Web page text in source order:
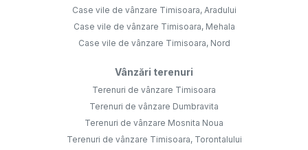
Case vile de vânzare Timisoara, Aradului
Case vile de vânzare Timisoara, Mehala
Case vile de vânzare Timisoara, Nord
Vânzări terenuri
Terenuri de vânzare Timisoara
Terenuri de vânzare Dumbravita
Terenuri de vânzare Mosnita Noua
Terenuri de vânzare Timisoara, Torontalului